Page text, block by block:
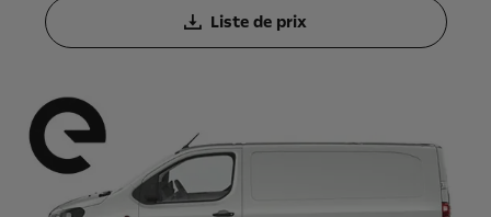
Liste de prix